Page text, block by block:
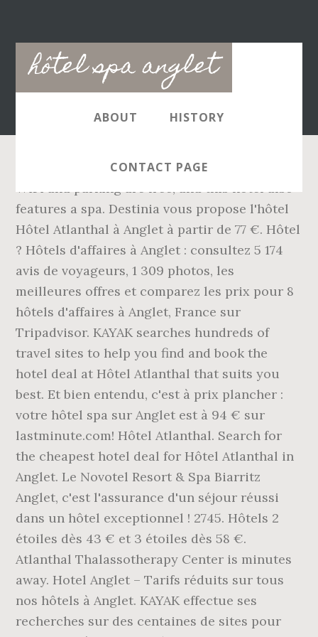
hôtel spa anglet
Main
navigation
ABOUT HISTORY
CONTACT PAGE
WiFi and parking are free, and this hotel also
features a spa. Destinia vous propose l'hôtel
Hôtel Atlanthal à Anglet à partir de 77 €. Hôtel
? Hôtels d'affaires à Anglet : consultez 5 174
avis de voyageurs, 1 309 photos, les
meilleures offres et comparez les prix pour 8
hôtels d'affaires à Anglet, France sur
Tripadvisor. KAYAK searches hundreds of
travel sites to help you find and book the
hotel deal at Hôtel Atlanthal that suits you
best. Et bien entendu, c'est à prix plancher :
votre hôtel spa sur Anglet est à 94 € sur
lastminute.com! Hôtel Atlanthal. Search for
the cheapest hotel deal for Hôtel Atlanthal in
Anglet. Le Novotel Resort & Spa Biarritz
Anglet, c'est l'assurance d'un séjour réussi
dans un hôtel exceptionnel ! 2745. Hôtels 2
étoiles dès 43 € et 3 étoiles dès 58 €.
Atlanthal Thalassotherapy Center is minutes
away. Hotel Anglet – Tarifs réduits sur tous
nos hôtels à Anglet. KAYAK effectue ses
recherches sur des centaines de sites pour